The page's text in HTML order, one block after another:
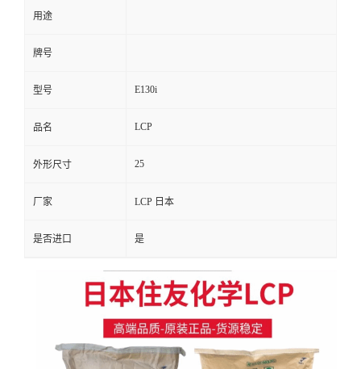
用途
牌号
型号 E130i
品名 LCP
外形尺寸 25
厂家 LCP 日本
是否进口 是